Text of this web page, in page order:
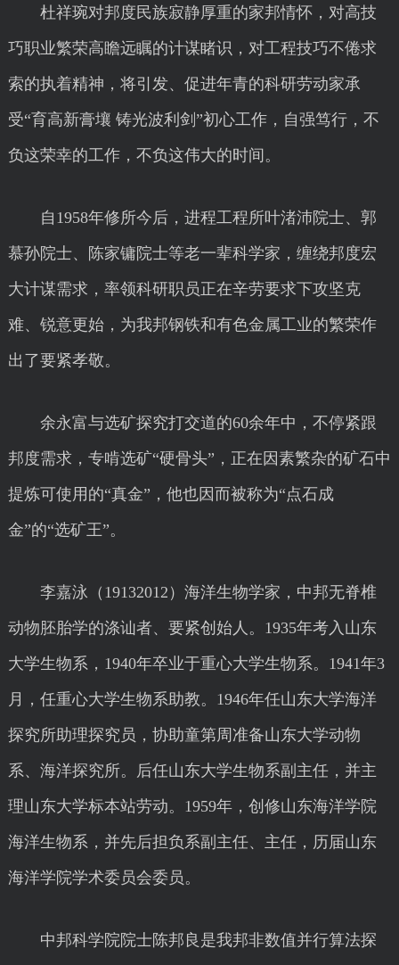
杜祥琬对邦度民族寂静厚重的家邦情怀，对高技
巧职业繁荣高瞻远瞩的计谋睹识，对工程技巧不倦求
索的执着精神，将引发、促进年青的科研劳动家承
受“育高新膏壤 铸光波利剑”初心工作，自强笃行，不
负这荣幸的工作，不负这伟大的时间。
自1958年修所今后，进程工程所叶渚沛院士、郭
慕孙院士、陈家镛院士等老一辈科学家，缠绕邦度宏
大计谋需求，率领科研职员正在辛劳要求下攻坚克
难、锐意更始，为我邦钢铁和有色金属工业的繁荣作
出了要紧孝敬。
余永富与选矿探究打交道的60余年中，不停紧跟
邦度需求，专啃选矿“硬骨头”，正在因素繁杂的矿石中
提炼可使用的“真金”，他也因而被称为“点石成
金”的“选矿王”。
李嘉泳（19132012）海洋生物学家，中邦无脊椎
动物胚胎学的涤讪者、要紧创始人。1935年考入山东
大学生物系，1940年卒业于重心大学生物系。1941年3
月，任重心大学生物系助教。1946年任山东大学海洋
探究所助理探究员，协助童第周准备山东大学动物
系、海洋探究所。后任山东大学生物系副主任，并主
理山东大学标本站劳动。1959年，创修山东海洋学院
海洋生物系，并先后担负系副主任、主任，历届山东
海洋学院学术委员会委员。
中邦科学院院士陈邦良是我邦非数值并行算法探